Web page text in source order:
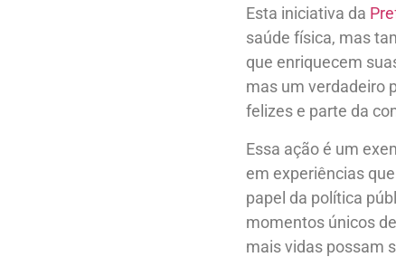
Esta iniciativa da
saúde física, mas
que enriquecem
mas um verdadeiro
felizes e parte da
Essa ação é um
em experiências
papel da política
momentos únicos
mais vidas possam